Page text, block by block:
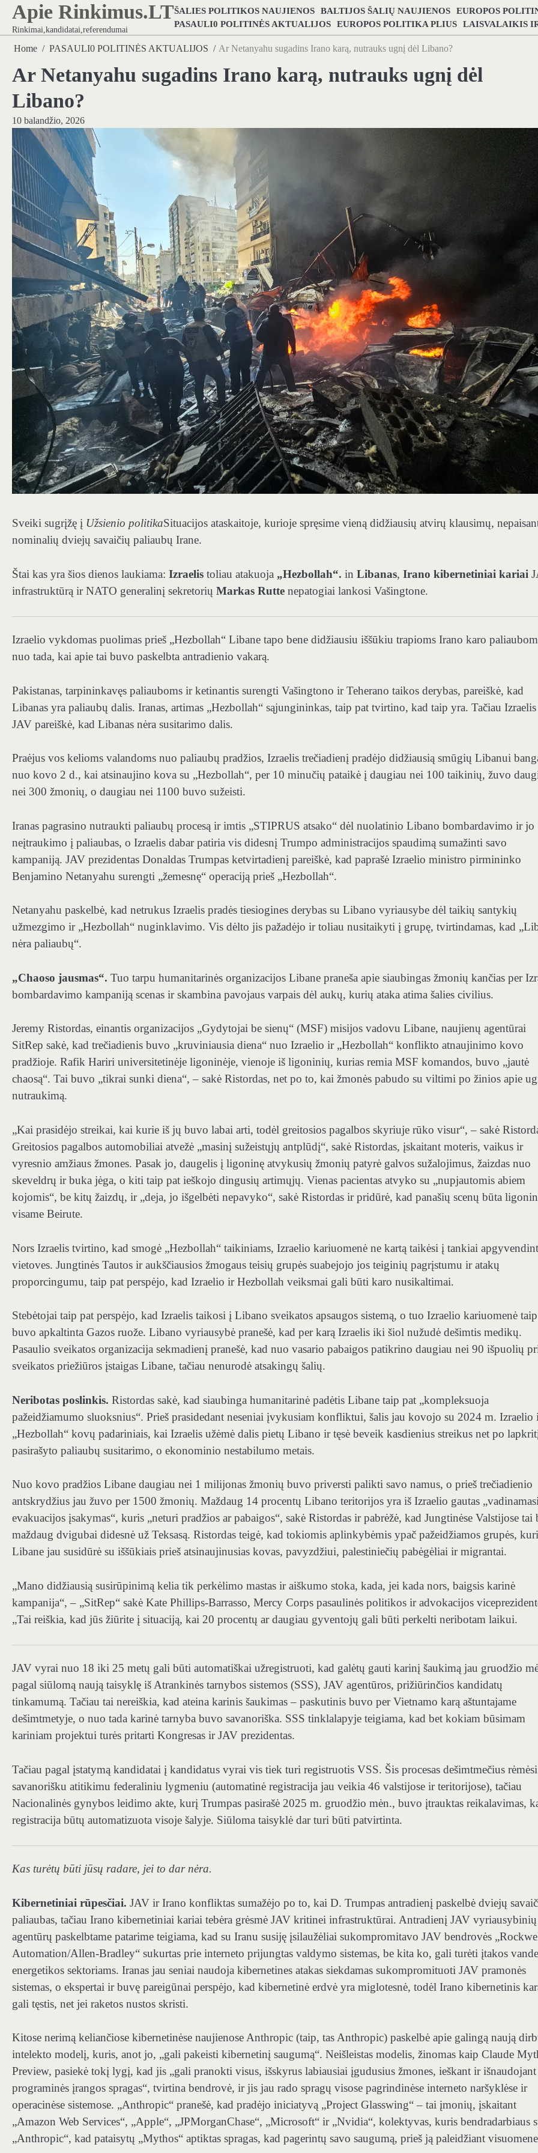
Skip
content
Apie Rinkimus.LT
Rinkimai,kandidatai,referendumai
ŠALIES POLITIKOS NAUJIENOS BALTIJOS ŠALIŲ NAUJIENOS EUROPOS
PASAULI0 POLITINĖS AKTUALIJOS EUROPOS POLITIKA PLIUS LAISVALAIKIS
Home PASAULI0 POLITINĖS AKTUALIJOS Ar Netanyahu sugadins Irano karą, nutrauks ugnį dėl Libano?
Ar Netanyahu sugadins Irano karą, nutrauks ugnį dėl
Libano?
10 balandžio, 2026
Sveiki sugrįžę į Užsienio politikaSituacijos ataskaitoje, kurioje spręsime vieną didžiausių atvirų klausimų,
nominalių dviejų savaičių paliaubų Irane.
Štai kas yra šios dienos laukiama: Izraelis toliau atakuoja „Hezbollah“. in Libanas, Irano kibernetiniai kariai
infrastruktūrą ir NATO generalinį sekretorių Markas Rutte nepatogiai lankosi Vašingtone.
Izraelio vykdomas puolimas prieš „Hezbollah“ Libane tapo bene didžiausiu iššūkiu trapioms Irano karo
nuo tada, kai apie tai buvo paskelbta antradienio vakarą.
Pakistanas, tarpininkavęs paliauboms ir ketinantis surengti Vašingtono ir Teherano taikos derybas, pareiškė, kad
Libanas yra paliaubų dalis. Iranas, artimas „Hezbollah“ sąjungininkas, taip pat tvirtino, kad taip yra. Tačiau
JAV pareiškė, kad Libanas nėra susitarimo dalis.
Praėjus vos kelioms valandoms nuo paliaubų pradžios, Izraelis trečiadienį pradėjo didžiausią smūgių Libanui
nuo kovo 2 d., kai atsinaujino kova su „Hezbollah“, per 10 minučių pataikė į daugiau nei 100 taikinių, žuvo
nei 300 žmonių, o daugiau nei 1100 buvo sužeisti.
Iranas pagrasino nutraukti paliaubų procesą ir imtis „STIPRUS atsako“ dėl nuolatinio Libano bombardavimo ir jo
neįtraukimo į paliaubas, o Izraelis dabar patiria vis didesnį Trumpo administracijos spaudimą sumažinti savo
kampaniją. JAV prezidentas Donaldas Trumpas ketvirtadienį pareiškė, kad paprašė Izraelio ministro pirmininko
Benjamino Netanyahu surengti „žemesnę“ operaciją prieš „Hezbollah“.
Netanyahu paskelbė, kad netrukus Izraelis pradės tiesiogines derybas su Libano vyriausybe dėl taikių santykių
užmezgimo ir „Hezbollah“ nuginklavimo. Vis dėlto jis pažadėjo ir toliau nusitaikyti į grupę, tvirtindamas, kad
nėra paliaubų“.
„Chaoso jausmas“. Tuo tarpu humanitarinės organizacijos Libane praneša apie siaubingas žmonių kančias per
bombardavimo kampaniją scenas ir skambina pavojaus varpais dėl aukų, kurių ataka atima šalies civilius.
Jeremy Ristordas, einantis organizacijos „Gydytojai be sienų“ (MSF) misijos vadovu Libane, naujienų agentūrai
SitRep sakė, kad trečiadienis buvo „kruviniausia diena“ nuo Izraelio ir „Hezbollah“ konflikto atnaujinimo kovo
pradžioje. Rafik Hariri universitetinėje ligoninėje, vienoje iš ligoninių, kurias remia MSF komandos, buvo „jautė
chaosą“. Tai buvo „tikrai sunki diena“, – sakė Ristordas, net po to, kai žmonės pabudo su viltimi po žinios apie
nutraukimą.
„Kai prasidėjo streikai, kai kurie iš jų buvo labai arti, todėl greitosios pagalbos skyriuje rūko visur“, – sakė
Greitosios pagalbos automobiliai atvežė „masinį sužeistųjų antplūdį“, sakė Ristordas, įskaitant moteris, vaikus ir
vyresnio amžiaus žmones. Pasak jo, daugelis į ligoninę atvykusių žmonių patyrė galvos sužalojimus, žaizdas nuo
skeveldrų ir buka jėga, o kiti taip pat ieškojo dingusių artimųjų. Vienas pacientas atvyko su „nupjautomis abiem
kojomis“, be kitų žaizdų, ir „deja, jo išgelbėti nepavyko“, sakė Ristordas ir pridūrė, kad panašių scenų būta
visame Beirute.
Nors Izraelis tvirtino, kad smogė „Hezbollah“ taikiniams, Izraelio kariuomenė ne kartą taikėsi į tankiai
vietoves. Jungtinės Tautos ir aukščiausios žmogaus teisių grupės suabejojo ​​jos teiginių pagrįstumu ir atakų
proporcingumu, taip pat perspėjo, kad Izraelio ir Hezbollah veiksmai gali būti karo nusikaltimai.
Stebėtojai taip pat perspėjo, kad Izraelis taikosi į Libano sveikatos apsaugos sistemą, o tuo Izraelio kariuomenė
buvo apkaltinta Gazos ruože. Libano vyriausybė pranešė, kad per karą Izraelis iki šiol nužudė dešimtis medikų.
Pasaulio sveikatos organizacija sekmadienį pranešė, kad nuo vasario pabaigos patikrino daugiau nei 90 išpuolių
sveikatos priežiūros įstaigas Libane, tačiau nenurodė atsakingų šalių.
Neribotas poslinkis. Ristordas sakė, kad siaubinga humanitarinė padėtis Libane taip pat „kompleksuoja
pažeidžiamumo sluoksnius“. Prieš prasidedant neseniai įvykusiam konfliktui, šalis jau kovojo su 2024 m. Izraelio
„Hezbollah“ kovų padariniais, kai Izraelis užėmė dalis pietų Libano ir tęsė beveik kasdienius streikus net po
pasirašyto paliaubų susitarimo, o ekonominio nestabilumo metais.
Nuo kovo pradžios Libane daugiau nei 1 milijonas žmonių buvo priversti palikti savo namus, o prieš trečiadienio
antskrydžius jau žuvo per 1500 žmonių. Maždaug 14 procentų Libano teritorijos yra iš Izraelio gautas
evakuacijos įsakymas“, kuris „neturi pradžios ar pabaigos“, sakė Ristordas ir pabrėžė, kad Jungtinėse Valstijose tai
maždaug dvigubai didesnė už Teksasą. Ristordas teigė, kad tokiomis aplinkybėmis ypač pažeidžiamos grupės,
Libane jau susidūrė su iššūkiais prieš atsinaujinusias kovas, pavyzdžiui, palestiniečių pabėgėliai ir migrantai.
„Mano didžiausią susirūpinimą kelia tik perkėlimo mastas ir aiškumo stoka, kada, jei kada nors, baigsis karinė
kampanija“, – „SitRep“ sakė Kate Phillips-Barrasso, Mercy Corps pasaulinės politikos ir advokacijos
„Tai reiškia, kad jūs žiūrite į situaciją, kai 20 procentų ar daugiau gyventojų gali būti perkelti neribotam laikui.
JAV vyrai nuo 18 iki 25 metų gali būti automatiškai užregistruoti, kad galėtų gauti karinį šaukimą jau gruodžio
pagal siūlomą naują taisyklę iš Atrankinės tarnybos sistemos (SSS), JAV agentūros, prižiūrinčios kandidatų
tinkamumą. Tačiau tai nereiškia, kad ateina karinis šaukimas – paskutinis buvo per Vietnamo karą aštuntajame
dešimtmetyje, o nuo tada karinė tarnyba buvo savanoriška. SSS tinklalapyje teigiama, kad bet kokiam būsimam
kariniam projektui turės pritarti Kongresas ir JAV prezidentas.
Tačiau pagal įstatymą kandidatai į kandidatus vyrai vis tiek turi registruotis VSS. Šis procesas dešimtmečius rėmėsi
savanorišku atitikimu federaliniu lygmeniu (automatinė registracija jau veikia 46 valstijose ir teritorijose), tačiau
Nacionalinės gynybos leidimo akte, kurį Trumpas pasirašė 2025 m. gruodžio mėn., buvo įtrauktas reikalavimas,
registracija būtų automatizuota visoje šalyje. Siūloma taisyklė dar turi būti patvirtinta.
Kas turėtų būti jūsų radare, jei to dar nėra.
Kibernetiniai rūpesčiai. JAV ir Irano konfliktas sumažėjo po to, kai D. Trumpas antradienį paskelbė dviejų
paliaubas, tačiau Irano kibernetiniai kariai tebėra grėsmė JAV kritinei infrastruktūrai. Antradienį JAV vyriausybinių
agentūrų paskelbtame patarime teigiama, kad su Iranu susiję įsilaužėliai sukompromitavo JAV bendrovės
Automation/Allen-Bradley“ sukurtas prie interneto prijungtas valdymo sistemas, be kita ko, gali turėti įtakos
energetikos sektoriams. Iranas jau seniai naudoja kibernetines atakas siekdamas sukompromituoti JAV pramonės
sistemas, o ekspertai ir buvę pareigūnai perspėjo, kad kibernetinė erdvė yra miglotesnė, todėl Irano kibernetinis
gali tęstis, net jei raketos nustos skristi.
Kitose nerimą keliančiose kibernetinėse naujienose Anthropic (taip, tas Anthropic) paskelbė apie galingą naują
intelekto modelį, kuris, anot jo, „gali pakeisti kibernetinį saugumą“. Neišleistas modelis, žinomas kaip Claude
Preview, pasiekė tokį lygį, kad jis „gali pranokti visus, išskyrus labiausiai įgudusius žmones, ieškant ir išnaudojant
programinės įrangos spragas“, tvirtina bendrovė, ir jis jau rado spragų visose pagrindinėse interneto naršyklėse ir
operacinėse sistemose. „Anthropic“ pranešė, kad pradėjo iniciatyvą „Project Glasswing“ – tai įmonių, įskaitant
„Amazon Web Services“, „Apple“, „JPMorganChase“, „Microsoft“ ir „Nvidia“, kolektyvas, kuris bendradarbiaus
„Anthropic“, kad pataisytų „Mythos“ aptiktas spragas, kad pagerintų savo saugumą, prieš ją paleidžiant